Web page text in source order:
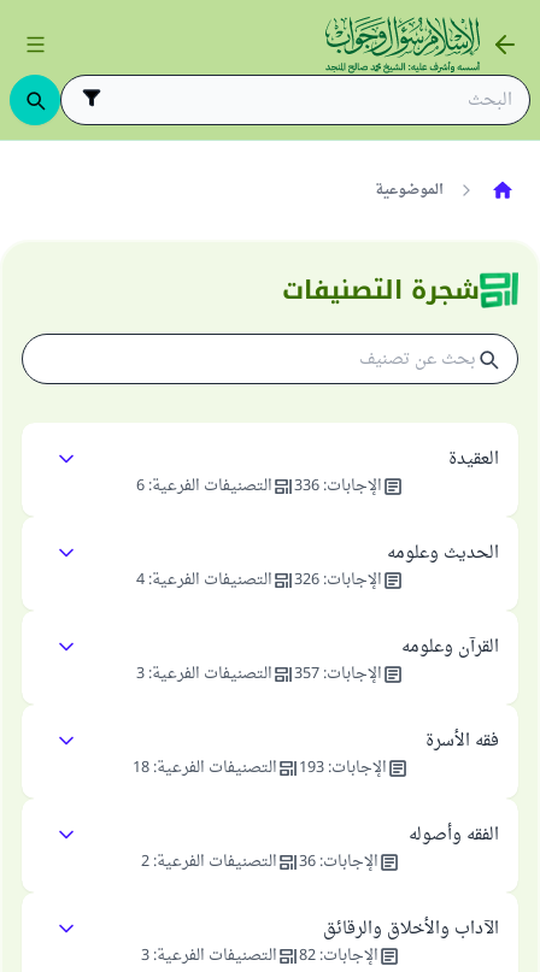
شجرة التصنيفات
العقيدة
الإجابات:
336 التصنيفات الفرعية:
6
الحديث وعلومه
الإجابات:
326 التصنيفات الفرعية:
4
القرآن وعلومه
الإجابات:
357 التصنيفات الفرعية:
3
فقه الأسرة
الإجابات:
193 التصنيفات الفرعية:
18
الفقه وأصوله
الإجابات:
36 التصنيفات الفرعية:
2
الآداب والأخلاق والرقائق
الإجابات:
82 التصنيفات الفرعية:
3
الموضوعية